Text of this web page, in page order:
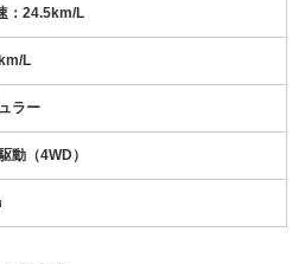
：24.5km/L
L
ラー
動（4WD）